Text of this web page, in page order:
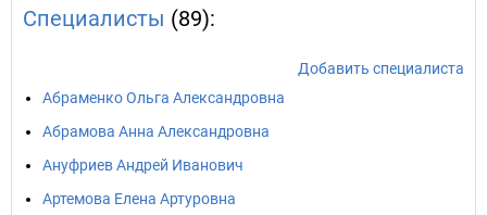
Специалисты (89):
Добавить специалиста
Абраменко Ольга Александровна
Абрамова Анна Александровна
Ануфриев Андрей Иванович
Артемова Елена Артуровна